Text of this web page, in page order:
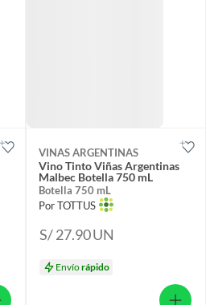
VINAS ARGENTINAS
Vino Tinto Viñas Argentinas
Malbec Botella 750 mL
Botella 750 mL
Por TOTTUS
S/ 27.90UN
Envíorápido